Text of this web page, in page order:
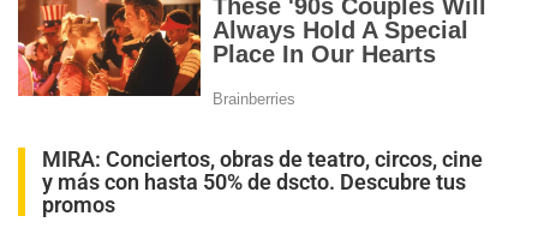
MIRA: Conciertos, obras de teatro, circos, cine
y más con hasta 50% de dscto. Descubre tus
promos